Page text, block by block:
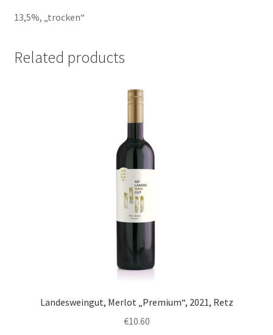
13,5%, „trocken“
Related products
Landesweingut, Merlot „Premium“, 2021, Retz
€10.60